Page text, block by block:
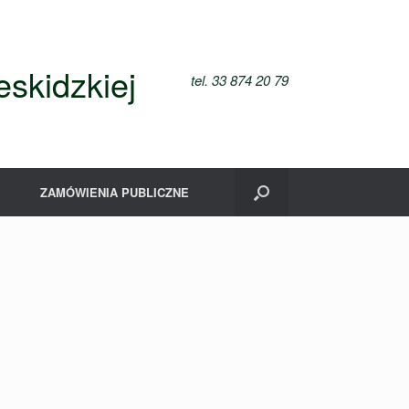
tel. 33 874 20 79
ZAMÓWIENIA PUBLICZNE